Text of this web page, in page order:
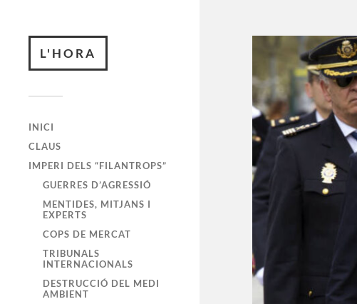
L'HORA
INICI
CLAUS
IMPERI DELS “FILANTROPS”
GUERRES D’AGRESSIÓ
MENTIDES, MITJANS I
EXPERTS
COPS DE MERCAT
TRIBUNALS
INTERNACIONALS
DESTRUCCIÓ DEL MEDI
AMBIENT